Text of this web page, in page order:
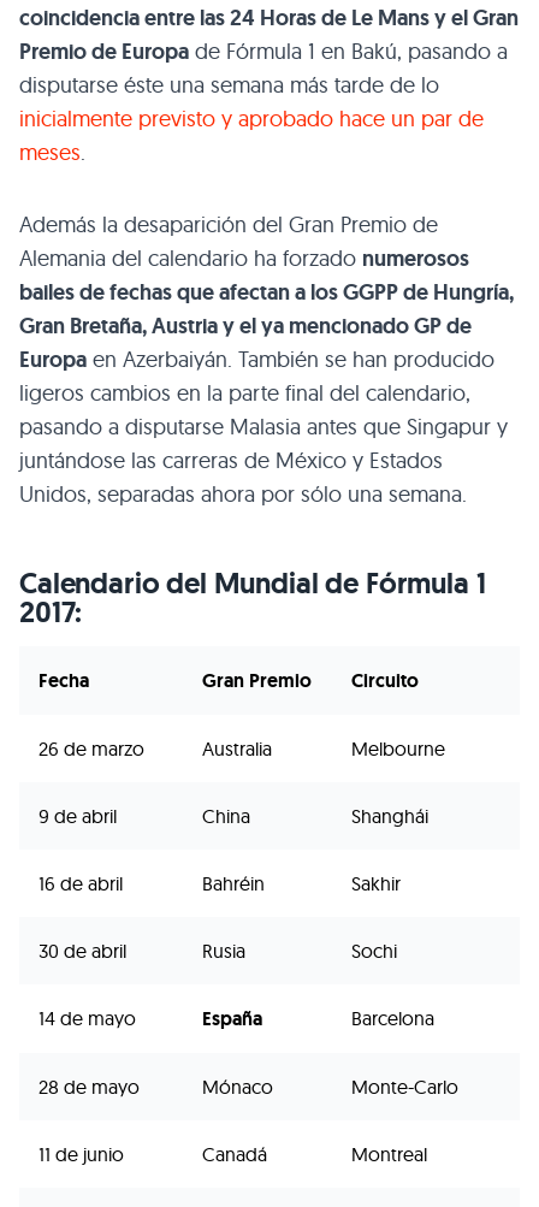
coincidencia entre las 24 Horas de Le Mans y el Gran
Premio de Europa de Fórmula 1 en Bakú, pasando a
disputarse éste una semana más tarde de lo
inicialmente previsto y aprobado hace un par de
meses
Además la desaparición del Gran Premio de
Alemania del calendario ha forzado numerosos
bailes de fechas que afectan a los GGPP de Hungría,
Gran Bretaña, Austria y el ya mencionado GP de
Europa en Azerbaiyán. También se han producido
ligeros cambios en la parte final del calendario,
pasando a disputarse Malasia antes que Singapur y
juntándose las carreras de México y Estados
Unidos, separadas ahora por sólo una semana.
Calendario del Mundial de Fórmula 1
2017:
Fecha Gran Premio Circuito
26 de marzo Australia Melbourne
9 de abril China Shanghái
16 de abril Bahréin Sakhir
30 de abril Rusia Sochi
14 de mayo España Barcelona
28 de mayo Mónaco Monte-Carlo
11 de junio Canadá Montreal